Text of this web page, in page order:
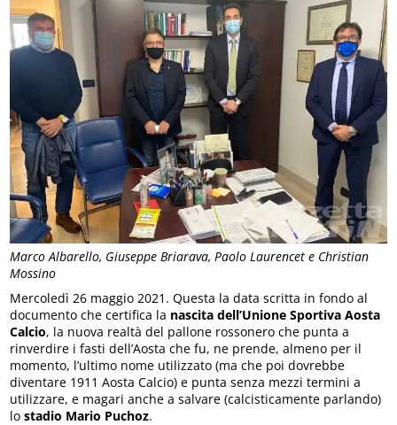
Marco Albarello, Giuseppe Briarava, Paolo Laurencet e Christian
Mossino
Mercoledì 26 maggio 2021. Questa la data scritta in fondo al
documento che certifica la nascita dell’Unione Sportiva Aosta
Calcio, la nuova realtà del pallone rossonero che punta a
rinverdire i fasti dell’Aosta che fu, ne prende, almeno per il
momento, l’ultimo nome utilizzato (ma che poi dovrebbe
diventare 1911 Aosta Calcio) e punta senza mezzi termini a
utilizzare, e magari anche a salvare (calcisticamente parlando)
lostadio Mario Puchoz.